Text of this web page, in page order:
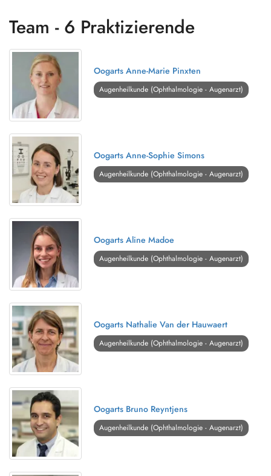
Team - 6 Praktizierende
Oogarts Anne-Marie Pinxten
Augenheilkunde (Ophthalmologie - Augenarzt)
Oogarts Anne-Sophie Simons
Augenheilkunde (Ophthalmologie - Augenarzt)
Oogarts Aline Madoe
Augenheilkunde (Ophthalmologie - Augenarzt)
Oogarts Nathalie Van der Hauwaert
Augenheilkunde (Ophthalmologie - Augenarzt)
Oogarts Bruno Reyntjens
Augenheilkunde (Ophthalmologie - Augenarzt)